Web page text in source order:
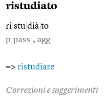
ristudiato
ri stu dià to
p.pass., agg.
=> ristudiare
Correzioni e suggerimenti